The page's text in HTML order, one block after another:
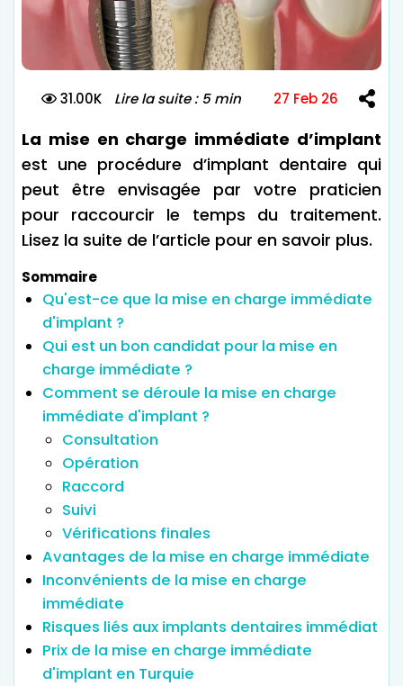
31.00K Lire la suite : 5 min 27 Feb 26
La mise en charge immédiate d’implant
est une procédure d’implant dentaire qui
peut être envisagée par votre praticien
pour raccourcir le temps du traitement.
Lisez la suite de l’article pour en savoir plus.
Sommaire
Qu'est-ce que la mise en charge immédiate
d'implant ?
Qui est un bon candidat pour la mise en
charge immédiate ?
Comment se déroule la mise en charge
immédiate d'implant ?
Consultation
Opération
Raccord
Suivi
Vérifications finales
Avantages de la mise en charge immédiate
Inconvénients de la mise en charge
immédiate
Risques liés aux implants dentaires immédiat
Prix de la mise en charge immédiate
d'implant en Turquie